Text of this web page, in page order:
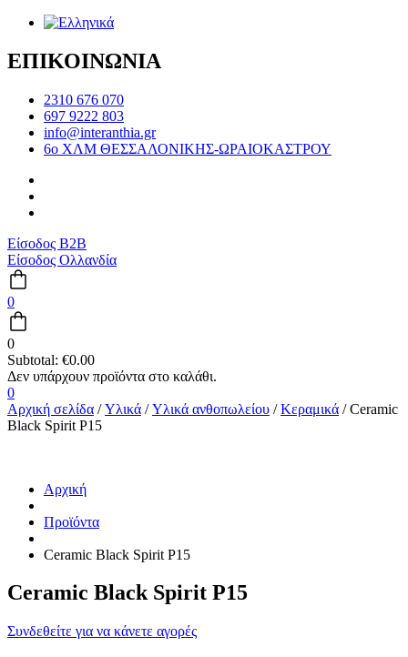
ΕΠΙΚΟΙΝΩΝΙΑ
2310 676 070
697 9222 803
info@interanthia.gr
6ο ΧΛΜ ΘΕΣΣΑΛΟΝΙΚΗΣ-ΩΡΑΙΟΚΑΣΤΡΟΥ
Είσοδος B2B
Είσοδος Ολλανδία
0
0
Subtotal: €0.00
0
Αρχική σελίδα /Υλικά /Υλικά ανθοπωλείου /Κεραμικά / Ceramic
Black Spirit P15
Αρχική
Προϊόντα
Ceramic Black Spirit P15
Ceramic Black Spirit P15
Συνδεθείτε για να κάνετε αγορές